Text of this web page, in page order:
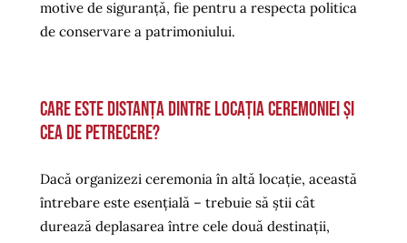
motive de siguranță, fie pentru a respecta politica
de conservare a patrimoniului.
Care este distanța dintre locația ceremoniei și
cea de petrecere?
Dacă organizezi ceremonia în altă locație, această
întrebare este esențială – trebuie să știi cât
durează deplasarea între cele două destinații,